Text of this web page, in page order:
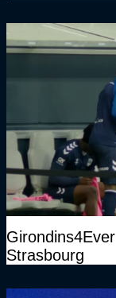
Strasbourg